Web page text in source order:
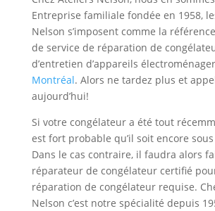
Entreprise familiale fondée en 1958,
Nelson s’imposent comme la
de service de réparation de
d’entretien d’appareils
Montréal. Alors ne tardez plus et
aujourd’hui!
Si votre congélateur a été tout
est fort probable qu’il soit encore
Dans le cas contraire, il faudra alors
réparateur de congélateur certifié
réparation de congélateur requise.
Nelson c’est notre spécialité depuis